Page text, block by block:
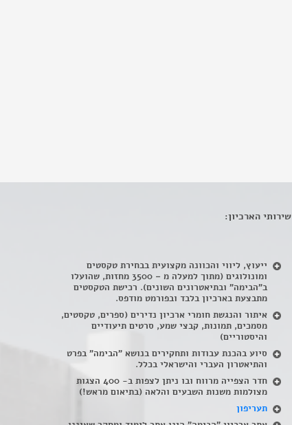
שירותי הארכיון:
ייעוץ, ליווי והכוונה מקצועית בבחירת טקסטים
ומונולוגים (מתוך למעלה מ – 3500 מחזות, שהועלו
ב"הבימה" ובתיאטרונים השונים). רכישת הטקסטים
מתבצעת בארכיון בלבד ובפורמט מודפס.
איתור והנגשת חומרי ארכיון נדירים (ספרים, טקסטים,
מסמכים, תמונות, קבצי שמע, סרטים תיעודיים
והיסטוריים)
סיוע בהכנת עבודות ותחקירים בנושא "הבימה" בפרט
והתיאטרון העברי והישראלי בכלל.
חדר הצפייה מרווח ובו ניתן לצפות ב- 400 הצגות
מצולמות משנות השבעים והלאה (בתיאום מראש!)
תעריפון